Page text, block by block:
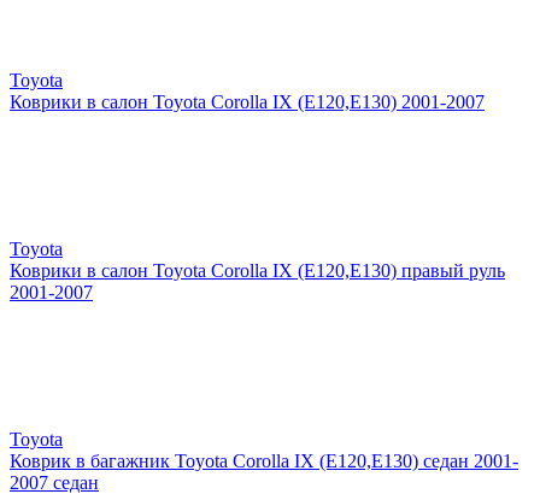
Toyota
Коврики в салон Toyota Corolla IX (E120,E130) 2001-2007
Toyota
Коврики в салон Toyota Corolla IX (E120,E130) правый руль
2001-2007
Toyota
Коврик в багажник Toyota Corolla IX (E120,E130) седан 2001-
2007 седан